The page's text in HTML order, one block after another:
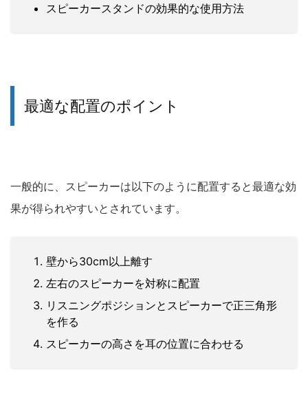
スピーカースタンドの効果的な使用方法
最適な配置のポイント
一般的に、スピーカーは以下のように配置すると最適な効
果が得られやすいとされています。
壁から30cm以上離す
左右のスピーカーを対称に配置
リスニングポジションとスピーカーで正三角形
を作る
スピーカーの高さを耳の位置に合わせる